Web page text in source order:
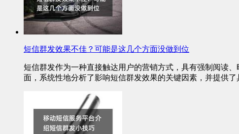
短信群发效果不佳？可能是这几个方面没做到位
短信群发作为一种直接触达用户的营销方式，具有强制阅读
面，系统性地分析了影响短信群发效果的关键因素，并提供